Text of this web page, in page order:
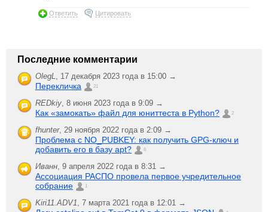
Ответить Цитировать
Последние комментарии
OlegL 17 декабря 2023 года в 15:00 →
Перекличка 21
REDkiy 8 июня 2023 года в 9:09 →
Как «замокать» файл для юниттеста в Python? 2
fhunter, 29 ноября 2022 года в 2:09 →
Проблема с NO_PUBKEY: как получить GPG-ключ и
добавить его в базу apt?
6
Иванн 9 апреля 2022 года в 8:31 →
Ассоциация РАСПО провела первое учредительное
собрание
1
Kiri11.ADV1 7 марта 2021 года в 12:01 →